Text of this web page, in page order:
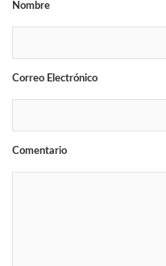
Nombre
Correo Electrónico
Comentario